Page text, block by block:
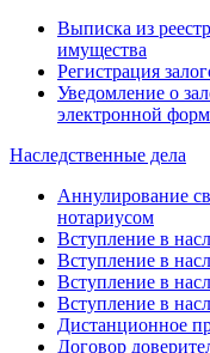
Выписка из
имущества
Регистрация
Уведомление о
электронной
Наследственные дела
Аннулирование
нотариусом
Вступление в
Вступление в
Вступление в
Вступление в
Дистанционное
Договор